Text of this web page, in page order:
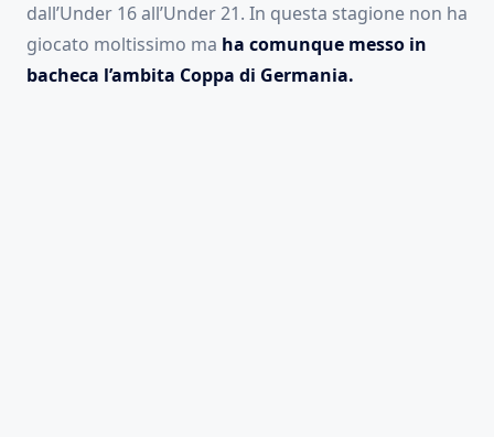
dall’Under 16 all’Under 21. In questa stagione non ha
giocato moltissimo ma ha comunque messo in
bacheca l’ambita Coppa di Germania.